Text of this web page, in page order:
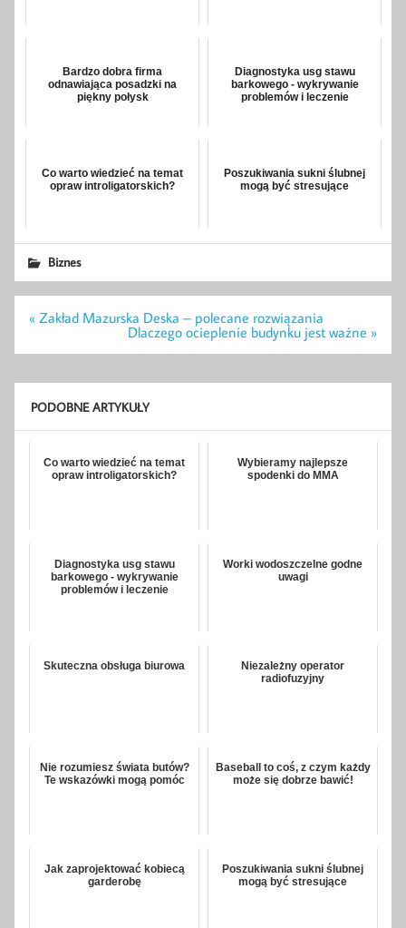
Bardzo dobra firma
odnawiająca posadzki na
piękny połysk
Diagnostyka usg stawu
barkowego - wykrywanie
problemów i leczenie
Co warto wiedzieć na temat
opraw introligatorskich?
Poszukiwania sukni ślubnej
mogą być stresujące
Biznes
Nawigacja
« Zakład Mazurska Deska – polecane rozwiązania
Dlaczego ocieplenie budynku jest ważne »
PODOBNE ARTYKUŁY
Co warto wiedzieć na temat
opraw introligatorskich?
Wybieramy najlepsze
spodenki do MMA
Diagnostyka usg stawu
barkowego - wykrywanie
problemów i leczenie
Worki wodoszczelne godne
uwagi
Skuteczna obsługa biurowa
Niezależny operator
radiofuzyjny
Nie rozumiesz świata butów?
Te wskazówki mogą pomóc
Baseball to coś, z czym każdy
może się dobrze bawić!
Jak zaprojektować kobiecą
garderobę
Poszukiwania sukni ślubnej
mogą być stresujące